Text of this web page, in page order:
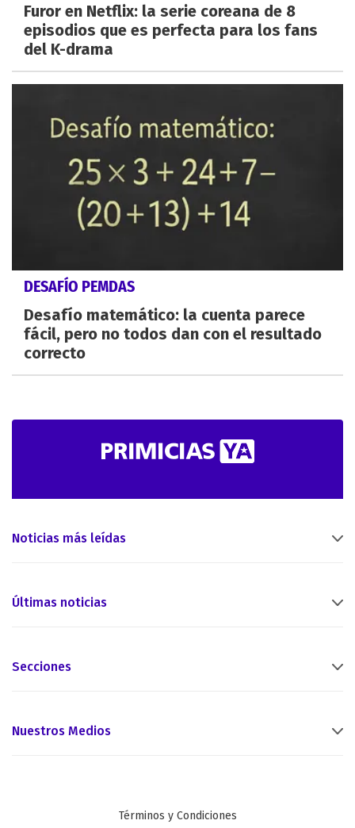
Furor en Netflix: la serie coreana de 8
episodios que es perfecta para los fans
del K-drama
DESAFÍO PEMDAS
Desafío matemático: la cuenta parece
fácil, pero no todos dan con el resultado
correcto
Noticias más leídas
Últimas noticias
Secciones
Nuestros Medios
Términos y Condiciones